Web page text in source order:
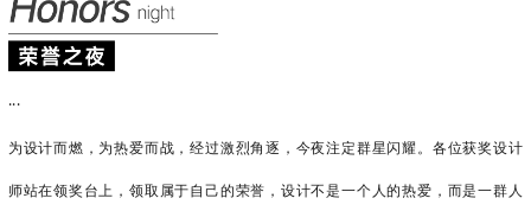
...
为设计而燃，为热爱而战，经过激烈角逐，今夜注定群星闪耀。各位获奖设计
师站在领奖台上，领取属于自己的荣誉，设计不是一个人的热爱，而是一群人